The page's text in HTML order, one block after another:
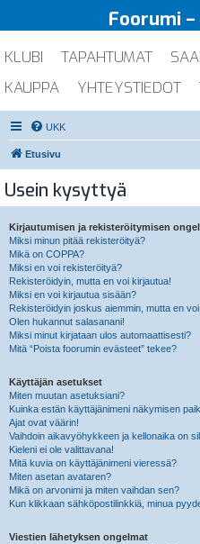
Foorumi
KLUBI TAPAHTUMAT
KAUPPA
YHTEYSTIEDOT
UKK
Etusivu
Usein kysyttyä
Kirjautumisen ja rekisteröitymisen
Miksi minun pitää rekisteröityä?
Mikä on COPPA?
Miksi en voi rekisteröityä?
Rekisteröidyin, mutta en voi kirjautua!
Miksi en voi kirjautua sisään?
Rekisteröidyin joskus aiemmin, mutta en
Olen hukannut salasanani!
Miksi minut kirjataan ulos automaattisesti?
Mitä “Poista foorumin evästeet” tekee?
Käyttäjän asetukset
Miten muutan asetuksiani?
Kuinka estän käyttäjänimeni näkymisen
Ajat ovat väärin!
Vaihdoin aikavyöhykkeen ja kellonaika on
Kieleni ei ole valittavana!
Mitä kuvia on käyttäjänimeni vieressä?
Miten asetan avataren?
Mikä on arvonimi ja miten vaihdan sen?
Kun klikkaan sähköpostilinkkiä, minua
Viestien lähetyksen ongelmat